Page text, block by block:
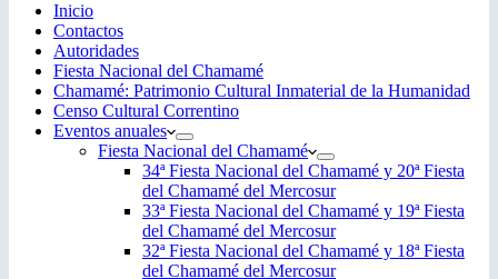
Inicio
Contactos
Autoridades
Fiesta Nacional del Chamamé
Chamamé: Patrimonio Cultural Inmaterial de la Humanidad
Censo Cultural Correntino
Eventos anuales
Fiesta Nacional del Chamamé
34ª Fiesta Nacional del Chamamé y 20ª Fiesta
del Chamamé del Mercosur
33ª Fiesta Nacional del Chamamé y 19ª Fiesta
del Chamamé del Mercosur
32ª Fiesta Nacional del Chamamé y 18ª Fiesta
del Chamamé del Mercosur